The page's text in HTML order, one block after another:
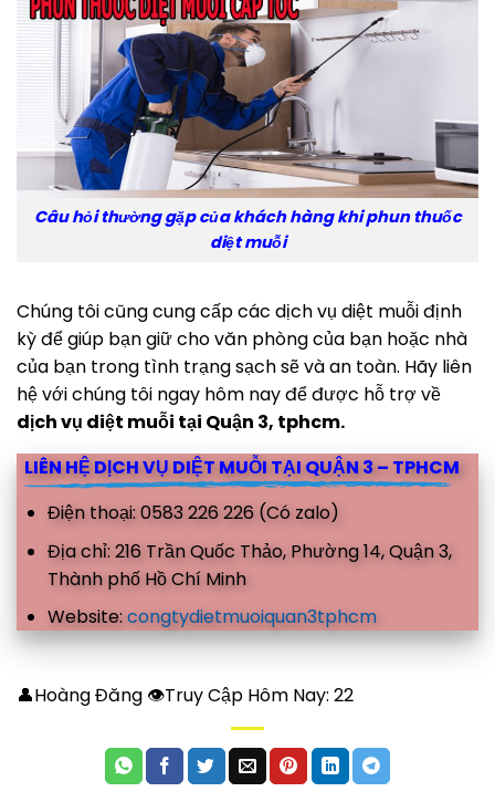
Câu hỏi thường gặp của khách hàng khi phun thuốc
diệt muỗi
Chúng tôi cũng cung cấp các dịch vụ diệt muỗi định
kỳ để giúp bạn giữ cho văn phòng của bạn hoặc nhà
của bạn trong tình trạng sạch sẽ và an toàn. Hãy liên
hệ với chúng tôi ngay hôm nay để được hỗ trợ về
dịch vụ diệt muỗi tại Quận 3, tphcm.
LIÊN HỆ DỊCH VỤ DIỆT MUỖI TẠI QUẬN 3 – TPHCM
Điện thoại: 0583 226 226 (Có zalo)
Địa chỉ: 216 Trần Quốc Thảo, Phường 14, Quận 3,
Thành phố Hồ Chí Minh
Website:congtydietmuoiquan3tphcm
👤Hoàng Đăng 👁Truy Cập Hôm Nay: 22